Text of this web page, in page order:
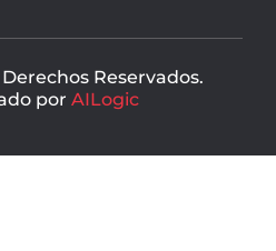
Derechos Reservados.
por AILogic